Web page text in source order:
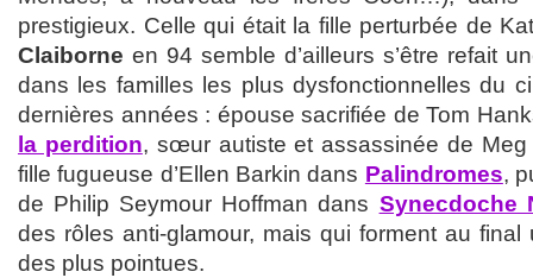
prestigieux. Celle qui était la fille perturbée de
Claiborne en 94 semble d’ailleurs s’être refait
dans les familles les plus dysfonctionnelles du
dernières années : épouse sacrifiée de Tom
la perdition, sœur autiste et assassinée de
fille fugueuse d’Ellen Barkin dans Palindromes,
de Philip Seymour Hoffman dans Synecdoche
des rôles anti-glamour, mais qui forment au
des plus pointues.